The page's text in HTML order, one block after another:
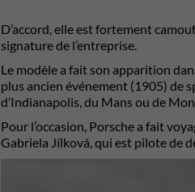
D’accord, elle est fortement
signature de l’entreprise.
Le modèle a fait son apparition
plus ancien événement (1905) de
d’Indianapolis, du Mans ou de
Pour l’occasion, Porsche a fait
Gabriela Jílková, qui est pilote de